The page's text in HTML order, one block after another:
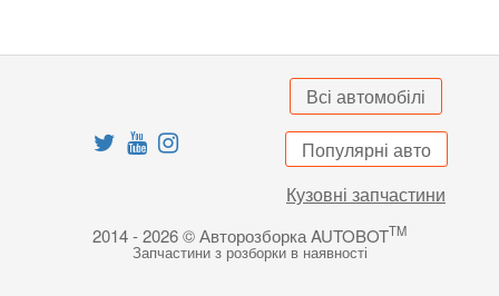
Всі автомобілі
Популярні авто
Кузовні запчастини
2014 - 2026 © Авторозборка AUTOBOTTM
Запчастини з розборки в наявності